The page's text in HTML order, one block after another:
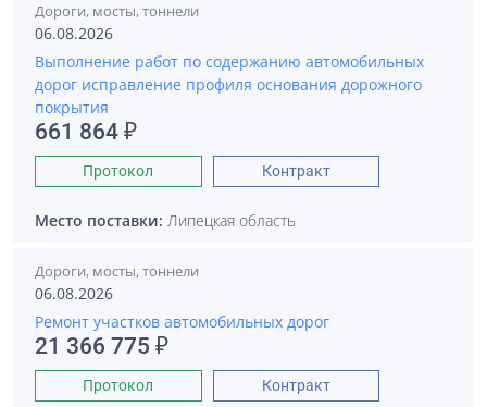
Дороги, мосты, тоннели
06.08.2026
Выполнение работ по содержанию автомобильных
дорог исправление профиля основания дорожного
покрытия
661 864 ₽
Протокол Контракт
Место поставки: Липецкая область
Дороги, мосты, тоннели
06.08.2026
Ремонт участков автомобильных дорог
21 366 775 ₽
Протокол Контракт